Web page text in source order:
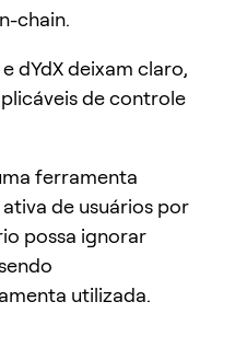
chain.
e dYdX deixam claro,
de controle
ferramenta
de usuários por
possa ignorar
utilizada.